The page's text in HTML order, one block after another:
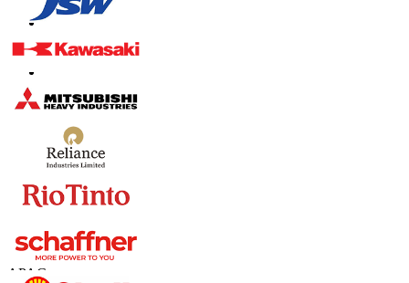
Contate-nos
US+1 833 909 2966 ( chamada gratuita )
+44 808 502 0280 (chamada gratuita )
APAC